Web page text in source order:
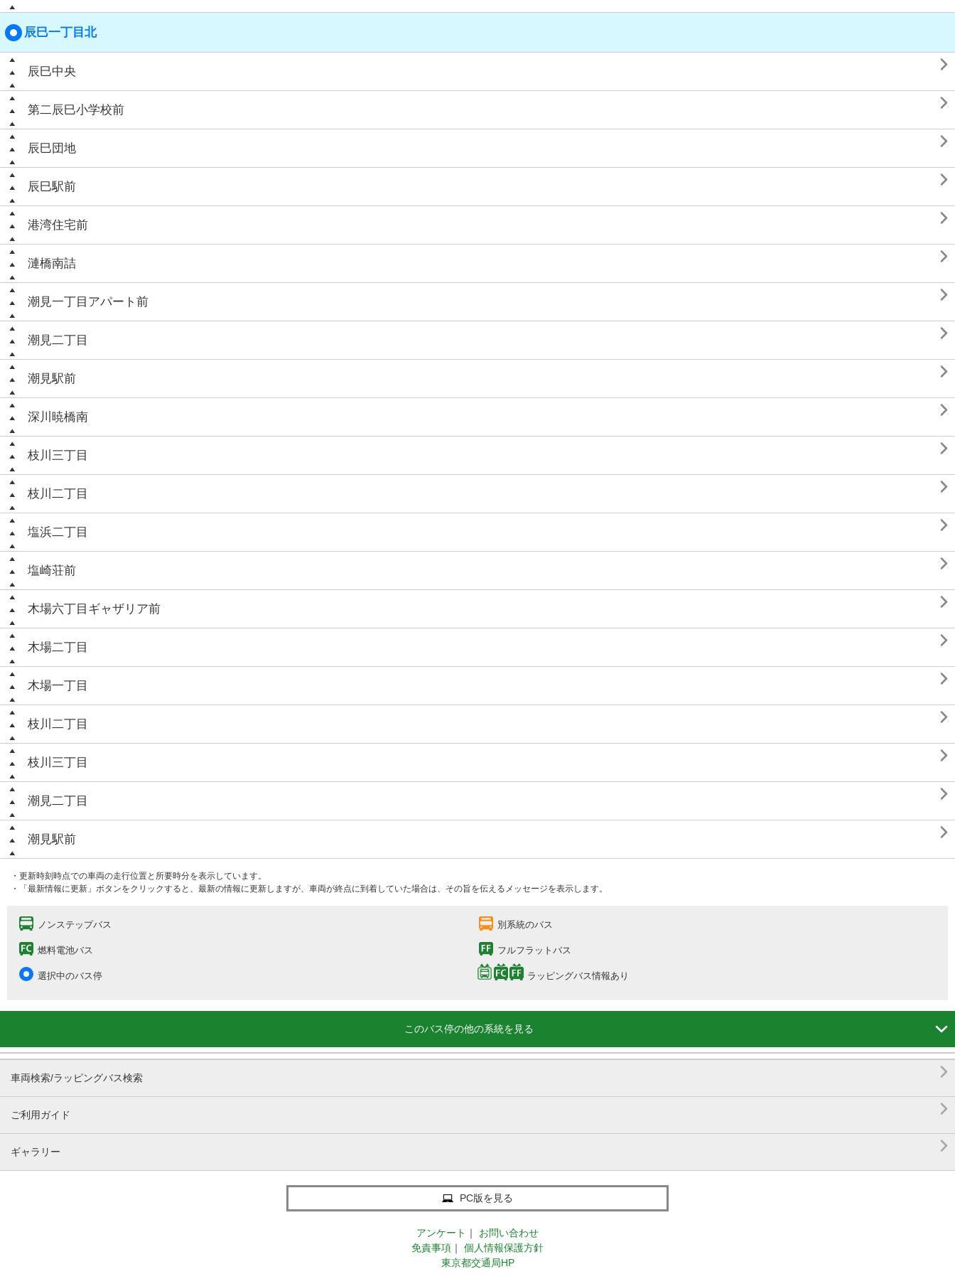
辰巳一丁目北
辰巳中央 
第二辰巳小学校前 
辰巳団地 
辰巳駅前 
港湾住宅前 
漣橋南詰 
潮見一丁目アパート前 
潮見二丁目 
潮見駅前 
深川暁橋南 
枝川三丁目 
枝川二丁目 
塩浜二丁目 
塩崎荘前 
木場六丁目ギャザリア前 
木場二丁目 
木場一丁目 
枝川二丁目 
枝川三丁目 
潮見二丁目 
潮見駅前 
・更新時刻時点での車両の走行位置と所要時分を表示しています。
・「最新情報に更新」ボタンをクリックすると、最新の情報に更新しますが、車両が終点に到着していた場合は、その旨を伝えるメッセージを表示します。
ノンステップバス 別系統のバス
燃料電池バス フルフラットバス
選択中のバス停 ラッピングバス情報あり
このバス停の他の系統を見る 
車両検索/ラッピングバス検索 
ご利用ガイド 
ギャラリー 
PC版を見る
アンケート ｜
お問い合わせ
免責事項 ｜
個人情報保護方針
東京都交通局HP